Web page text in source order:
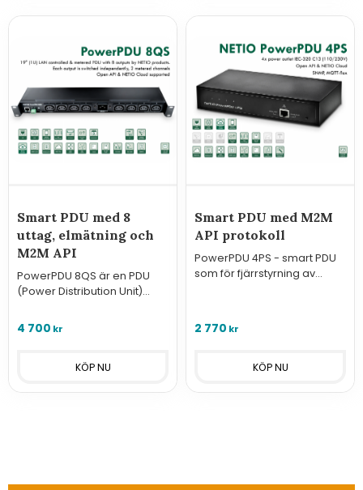
Smart PDU med 8
uttag, elmätning och
M2M API
PowerPDU 8QS är en PDU
(Power Distribution Unit)
elektrisk mätning.
4 700 kr
Smart PDU med M2M
API protokoll
PowerPDU 4PS - smart PDU
som för fjärrstyrning av
2 770 kr